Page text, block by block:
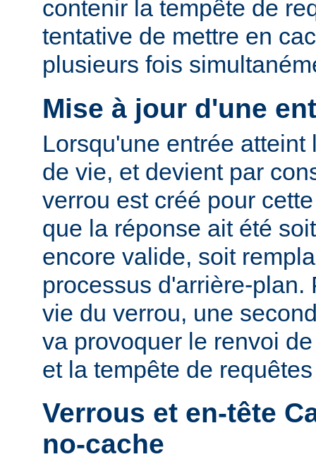
contenir la tempête de
tentative de mettre en
plusieurs fois
Mise à jour d'une
Lorsqu'une entrée
de vie, et devient par
verrou est créé pour
que la réponse ait été
encore valide, soit
processus d'arrière-plan.
vie du verrou, une
va provoquer le renvoi
et la tempête de
Verrous et en-tête
no-cache